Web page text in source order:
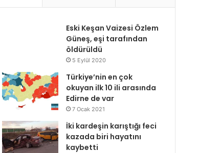
Eski Keşan Vaizesi Özlem
Güneş, eşi tarafından
öldürüldü
5 Eylül 2020
Türkiye’nin en çok
okuyan ilk 10 ili arasında
Edirne de var
7 Ocak 2021
İki kardeşin karıştığı feci
kazada biri hayatını
kaybetti